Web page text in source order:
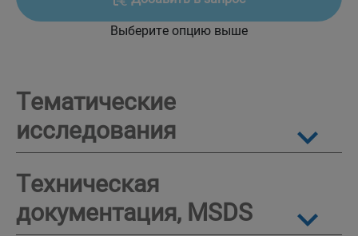
Выберите опцию выше
Тематические
исследования
Техническая
документация, MSDS